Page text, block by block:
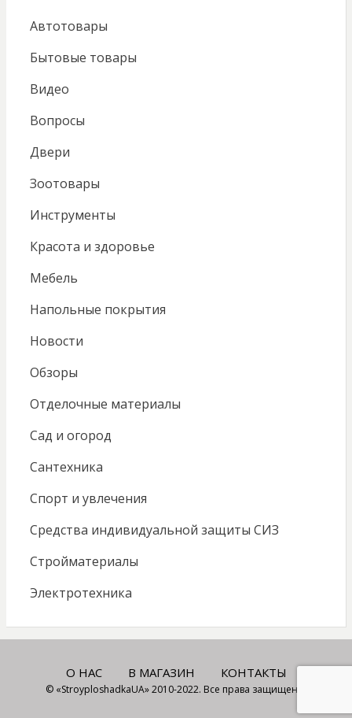
Автотовары
Бытовые товары
Видео
Вопросы
Двери
Зоотовары
Инструменты
Красота и здоровье
Мебель
Напольные покрытия
Новости
Обзоры
Отделочные материалы
Сад и огород
Сантехника
Спорт и увлечения
Средства индивидуальной защиты СИЗ
Стройматериалы
Электротехника
О НАС В МАГАЗИН КОНТАКТЫ
© «StroyploshadkaUA» 2010-2022. Все права защищены.